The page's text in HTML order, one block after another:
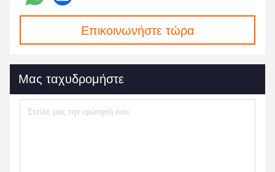
Επικοινωνήστε τώρα
Μας ταχυδρομήστε